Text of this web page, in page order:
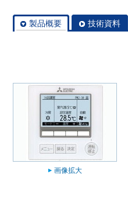
製品概要 技術資料
画像拡大